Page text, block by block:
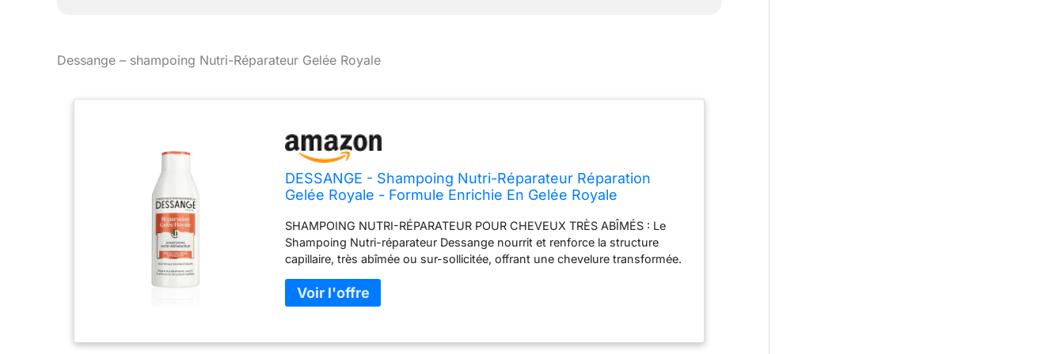
Dessange – shampoing Nutri-Réparateur Gelée Royale
DESSANGE - Shampoing Nutri-Réparateur Réparation
Gelée Royale - Formule Enrichie En Gelée Royale
Cheveux Très Abîmés, Sur-Sollicités - 250 ml
SHAMPOING NUTRI-RÉPARATEUR POUR CHEVEUX TRÈS ABÎMÉS : Le
Shampoing Nutri-réparateur Dessange nourrit et renforce la structure
capillaire, très abîmée ou sur-sollicitée, offrant une chevelure transformée.
partir d'ingrédients minutieusement sélectionnés, ce shampoing Dessange
répare durablement pour que votre chevelure retrouve souplesse et
Testée dans le Centre d'Études Capillaires Dessange, la formule de ce